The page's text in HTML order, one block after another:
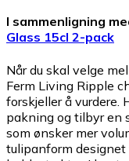
I sammenligning
Glass 15cl 2-pack
Når du skal velge
Ferm Living Ripple
forskjeller å vurdere.
pakning og tilbyr en
som ønsker mer
tulipanform designet